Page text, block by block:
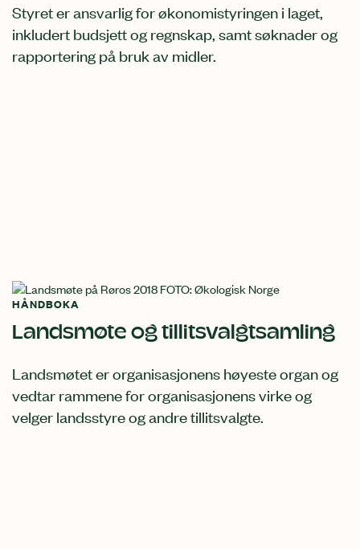
Styret er ansvarlig for økonomistyringen i laget,
inkludert budsjett og regnskap, samt søknader og
rapportering på bruk av midler.
HÅNDBOKA
Landsmøte og tillitsvalgtsamling
Landsmøtet er organisasjonens høyeste organ og
vedtar rammene for organisasjonens virke og
velger landsstyre og andre tillitsvalgte.